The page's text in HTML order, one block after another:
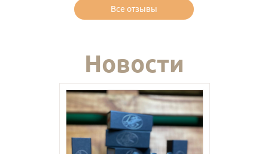
Все отзывы
Новости